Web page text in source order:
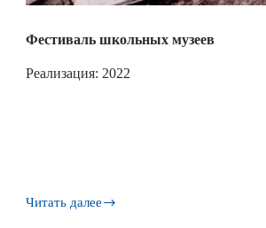
Фестиваль школьных музеев
Реализация: 2022
Читать далее
Фестиваль